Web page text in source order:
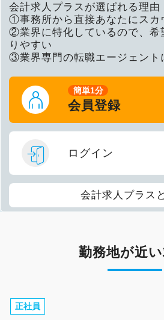
会計求人プラスが選ばれる理由
①事務所から直接あなたにスカ
②業界に特化しているので、希
りやすい
③業界専門の転職エージェント
簡単1分
会員登録
ログイン
会計求人プラス
勤務地が近い
正社員